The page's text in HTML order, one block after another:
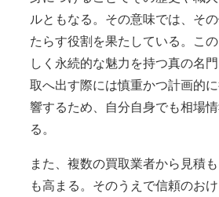
ルともなる。その意味では、そ
たらす役割を果たしている。こ
しく永続的な魅力を持つ真の名
取へ出す際には慎重かつ計画的
響するため、自分自身でも相場
る。
また、複数の買取業者から見積
も高まる。そのうえで信頼のお